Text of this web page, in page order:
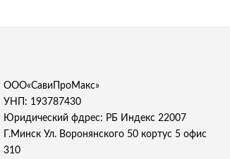
ООО«СавиПроМакс»
УНП: 193787430
Юридический фдрес: РБ Индекс 22007
Г.Минск Ул. Воронянского 50 кортус 5 офис
310